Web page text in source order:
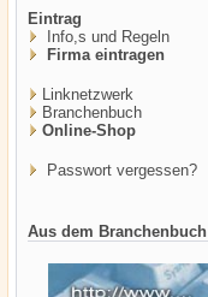
Eintrag
Info,s und Regeln
Firma eintragen
Linknetzwerk
Branchenbuch
Online-Shop
Passwort vergessen?
Aus dem Branchenbuch